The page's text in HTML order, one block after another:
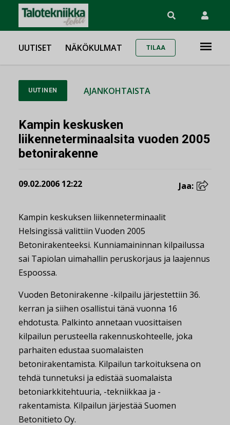
UUTISET NÄKÖKULMAT TILAA
UUTINEN AJANKOHTAISTA
Kampin keskusken
liikenneterminaalsita vuoden 2005
betonirakenne
09.02.2006 12:22 Jaa:
Kampin keskuksen liikenneterminaalit
Helsingissä valittiin Vuoden 2005
Betonirakenteeksi. Kunniamaininnan kilpailussa
sai Tapiolan uimahallin peruskorjaus ja laajennus
Espoossa.
Vuoden Betonirakenne -kilpailu järjestettiin 36.
kerran ja siihen osallistui tänä vuonna 16
ehdotusta. Palkinto annetaan vuosittaisen
kilpailun perusteella rakennuskohteelle, joka
parhaiten edustaa suomalaisten
betonirakentamista. Kilpailun tarkoituksena on
tehdä tunnetuksi ja edistää suomalaista
betoniarkkitehtuuria, -tekniikkaa ja -
rakentamista. Kilpailun järjestää Suomen
Betonitieto Oy.